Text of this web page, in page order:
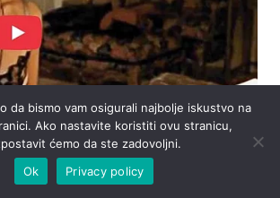
da bismo vam osigurali najbolje iskustvo na
Ako nastavite koristiti ovu stranicu,
ćemo da ste zadovoljni.
Ok
Privacy policy